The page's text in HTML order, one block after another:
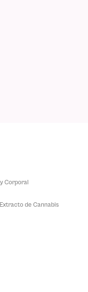
Corporal
de Cannabis